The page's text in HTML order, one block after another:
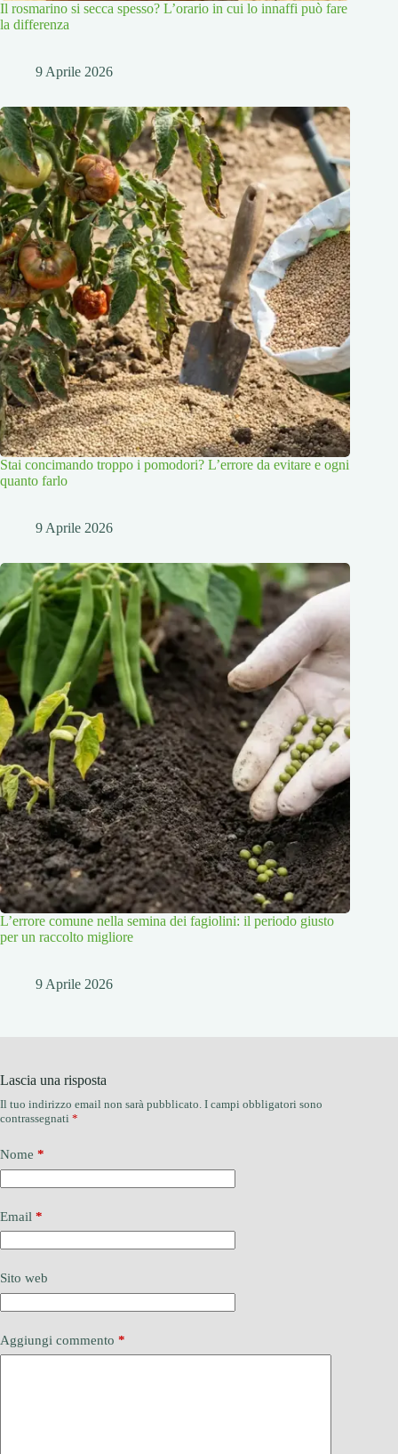
Il rosmarino si secca spesso? L’orario in cui lo innaffi può fare
la differenza
9 Aprile 2026
Stai concimando troppo i pomodori? L’errore da evitare e ogni
quanto farlo
9 Aprile 2026
L’errore comune nella semina dei fagiolini: il periodo giusto
per un raccolto migliore
9 Aprile 2026
Lascia una risposta
Il tuo indirizzo email non sarà pubblicato. I campi obbligatori sono
contrassegnati *
Nome *
Email *
Sito web
Aggiungi commento *